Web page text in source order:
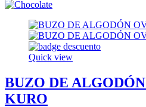
Quick view
BUZO DE
KURO